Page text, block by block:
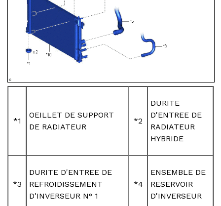
*1
OEILLET DE SUPPORT
DE RADIATEUR
*2
DURITE
D'ENTREE DE
RADIATEUR
HYBRIDE
*3
DURITE D'ENTREE DE
REFROIDISSEMENT
D'INVERSEUR N° 1
*4
ENSEMBLE DE
RESERVOIR
D'INVERSEUR